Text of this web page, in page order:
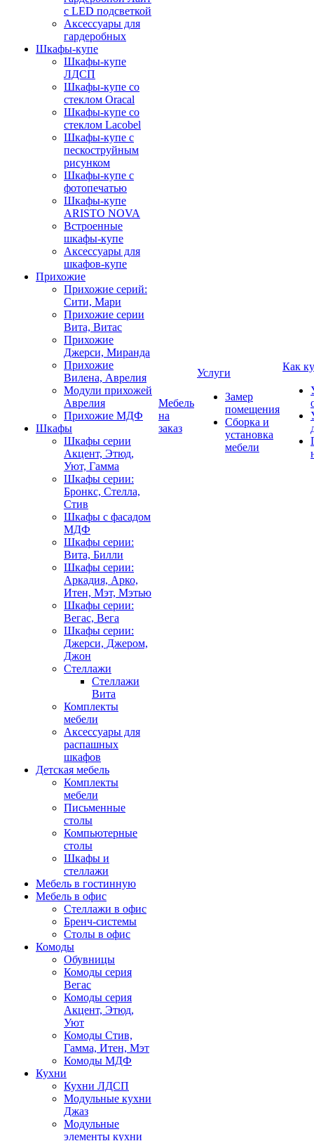
с LED подсветкой
Аксессуары для
гардеробных
Шкафы-купе
Шкафы-купе
ЛДСП
Шкафы-купе со
стеклом Oracal
Шкафы-купе со
стеклом Lacobel
Шкафы-купе с
пескоструйным
рисунком
Шкафы-купе с
фотопечатью
Шкафы-купе
ARISTO NOVA
Встроенные
шкафы-купе
Аксессуары для
шкафов-купе
Прихожие
Прихожие серий:
Сити, Мари
Прихожие серии
Вита, Витас
Прихожие
Джерси, Миранда
Прихожие
Вилена, Аврелия
Модули прихожей
Аврелия
Прихожие МДФ
Шкафы
Шкафы серии
Акцент, Этюд,
Уют, Гамма
Шкафы серии:
Бронкс, Стелла,
Стив
Шкафы с фасадом
МДФ
Шкафы серии:
Вита, Билли
Шкафы серии:
Аркадия, Арко,
Итен, Мэт, Мэтью
Шкафы серии:
Вегас, Вега
Шкафы серии:
Джерси, Джером,
Джон
Стеллажи
Стеллажи
Вита
Комплекты
мебели
Аксессуары для
распашных
шкафов
Детская мебель
Комплекты
мебели
Письменные
столы
Компьютерные
столы
Шкафы и
стеллажи
Мебель в гостинную
Мебель в офис
Стеллажи в офис
Бренч-системы
Столы в офис
Комоды
Обувницы
Комоды серия
Вегас
Комоды серия
Акцент, Этюд,
Уют
Комоды Стив,
Гамма, Итен, Мэт
Комоды МДФ
Кухни
Кухни ЛДСП
Модульные кухни
Джаз
Модульные
элементы кухни
Мебель
на
заказ
Услуги
Замер
помещения
Сборка и
установка
мебели
Как